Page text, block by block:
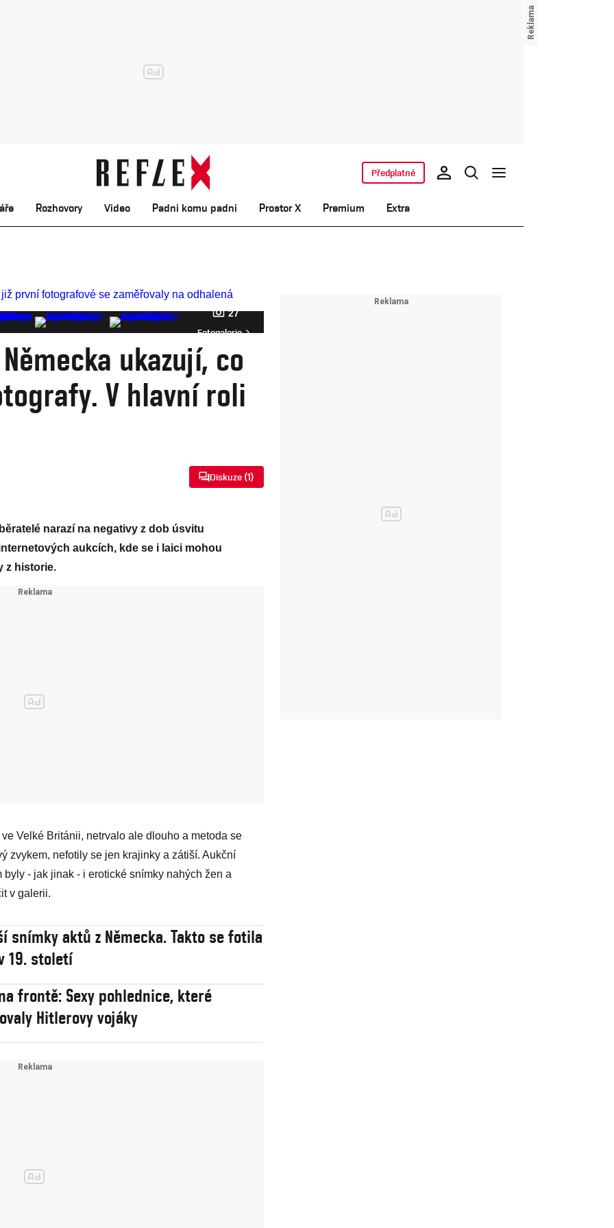
Rozhovory Video Padni komu padni Prostor X Premium Extra
Předplatné
27
Fotogalerie
ukazují, co
V hlavní roli
Diskuze (1)
narazí na negativy z dob úsvitu
aukcích, kde se i laici mohou
z historie.
Velké Británii, netrvalo ale dlouho a metoda se
zvykem, nefotily se jen krajinky a zátiší. Aukční
- jak jinak - i erotické snímky nahých žen a
v galerii.
snímky aktů z Německa. Takto se fotila
19. století
frontě: Sexy pohlednice, které
Hitlerovy vojáky